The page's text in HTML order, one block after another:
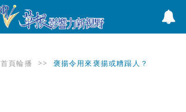
首頁輪播 >> 褒揚令用來褒揚或糟蹋人？